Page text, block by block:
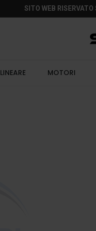
SITO WEB
LINEARE MOTORI